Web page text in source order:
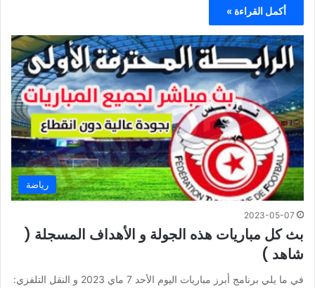
أكمل القراءة »
رياضة
2023-05-07
بث كل مباريات هذه الجولة و الأهداف المسجلة (
شاهد )
في ما يلي برنامج أبرز مباريات اليوم الأحد 7 ماي 2023 و النقل التلفزي: